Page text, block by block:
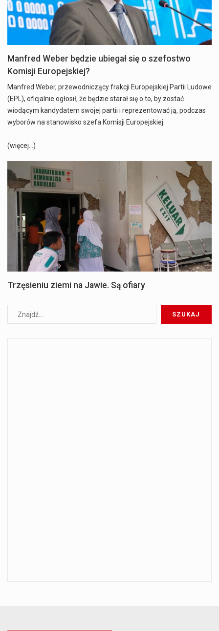
Manfred Weber będzie ubiegał się o szefostwo
Komisji Europejskiej?
Manfred Weber, przewodniczący frakcji Europejskiej Partii Ludowe
(EPL), oficjalnie ogłosił, że będzie starał się o to, by zostać
wiodącym kandydatem swojej partii i reprezentować ją, podczas
wyborów na stanowisko szefa Komisji Europejskiej.
(więcej…)
Trzęsieniu ziemi na Jawie. Są ofiary